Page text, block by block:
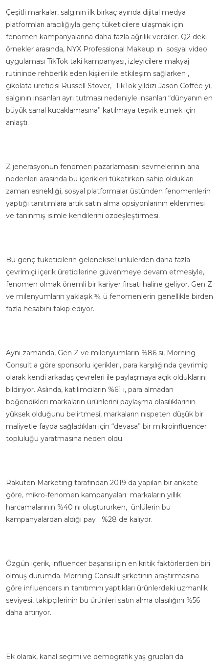
Çeşitli markalar, salgının ilk birkaç ayında dijital medya
platformları aracılığıyla genç tüketicilere ulaşmak için
fenomen kampanyalarına daha fazla ağrılık verdiler. Q2 deki
örnekler arasında, NYX Professional Makeup ın sosyal video
uygulaması TikTok taki kampanyası, izleyicilere makyaj
rutininde rehberlik eden kişileri ile etkileşim sağlarken ,
çikolata üreticisi Russell Stover, TikTok yıldızı Jason Coffee yi,
salgının insanları ayrı tutması nedeniyle insanları “dünyanın en
büyük sanal kucaklamasına” katılmaya teşvik etmek için
anlaştı.
Z jenerasyonun fenomen pazarlamasını sevmelerinin ana
nedenleri arasında bu içerikleri tüketirken sahip oldukları
zaman esnekliği, sosyal platformalar üstünden fenomenlerin
yaptığı tanıtımlara artık satın alma opsiyonlarının eklenmesi
ve tanınmış isimle kendilerini özdeşleştirmesi.
Bu genç tüketicilerin geleneksel ünlülerden daha fazla
çevrimiçi içerik üreticilerine güvenmeye devam etmesiyle,
fenomen olmak önemli bir kariyer fırsatı haline geliyor. Gen Z
ve milenyumların yaklaşık ¾ ü fenomenlerin genellikle birden
fazla hesabını takip ediyor.
Aynı zamanda, Gen Z ve milenyumların %86 sı, Morning
Consult a göre sponsorlu içerikleri, para karşılığında çevrimiçi
olarak kendi arkadaş çevreleri ile paylaşmaya açık olduklarını
bildiriyor. Aslında, katılımcıların %61 i, para almadan
beğendikleri markaların ürünlerini paylaşma olasılıklarının
yüksek olduğunu belirtmesi, markaların nispeten düşük bir
maliyetle fayda sağladıkları için “devasa” bir mikroinfluencer
topluluğu yaratmasına neden oldu.
Rakuten Marketing tarafından 2019 da yapılan bir ankete
göre, mikro-fenomen kampanyaları markaların yıllık
harcamalarının %40 nı oluştururken, ünlülerin bu
kampanyalardan aldığı pay %28 de kalıyor.
Özgün içerik, influencer başarısı için en kritik faktörlerden biri
olmuş durumda. Morning Consult şirketinin araştırmasına
göre influencers ın tanıtımını yaptıkları ürünlerdeki uzmanlık
seviyesi, takipçilerinin bu ürünleri satın alma olasılığını %56
daha artırıyor.
Ek olarak, kanal seçimi ve demografik yaş grupları da